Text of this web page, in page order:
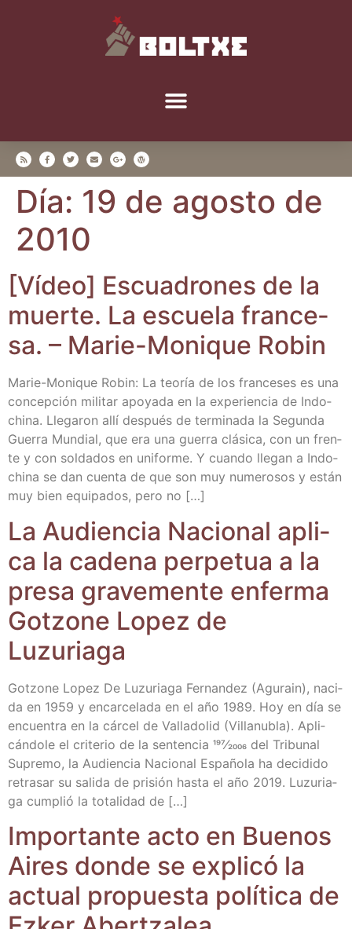
Día: 19 de agosto de
2010
[Vídeo] Escua­dro­nes de la
muer­te. La escue­la fran­ce­
sa. – Marie-Moni­que Robin
Marie-Moni­­que Robin: La teo­ría de los fran­ce­ses es una
con­cep­ción mili­tar apo­ya­da en la expe­rien­cia de Indo­
chi­na. Lle­ga­ron allí des­pués de ter­mi­na­da la Segun­da
Gue­rra Mun­dial, que era una gue­rra clá­si­ca, con un fren­
te y con sol­da­dos en uni­for­me. Y cuan­do lle­gan a Indo­
chi­na se dan cuen­ta de que son muy nume­ro­sos y están
muy bien equi­pa­dos, pero no […]
La Audien­cia Nacio­nal apli­
ca la cade­na per­pe­tua a la
pre­sa gra­ve­men­te enfer­ma
Gotzo­ne Lopez de
Luzuriaga
Gotzo­ne Lopez De Luzu­ria­ga Fer­nan­dez (Agu­rain), naci­
da en 1959 y encar­ce­la­da en el año 1989. Hoy en día se
encuen­tra en la cár­cel de Valla­do­lid (Villa­nu­bla). Apli­
cán­do­le el cri­te­rio de la sen­ten­cia 197⁄2006 del Tri­bu­nal
Supre­mo, la Audien­cia Nacio­nal Espa­ño­la ha deci­di­do
retra­sar su sali­da de pri­sión has­ta el año 2019. Luzu­ria­
ga cum­plió la tota­li­dad de […]
Impor­tan­te acto en Bue­nos
Aires don­de se expli­có la
actual pro­pues­ta polí­ti­ca de